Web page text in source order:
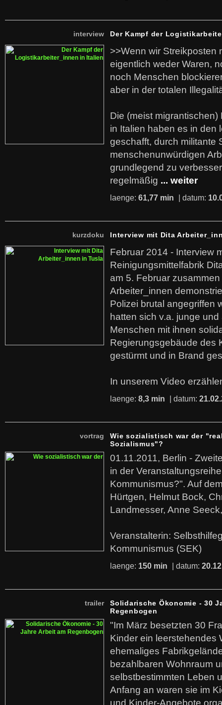
interview Der Kampf der
>>Wenn wir Streikposten
eigentlich weder Waren,
noch Menschen
aber in der totalen
Die (meist
in Italien haben es in den
geschafft, durch militante
menschenunwürdigen
grundlegend zu
regelmäßig ... weiter
laenge: 61,77 min | datum:
kurzdoku Interview mit Dita
Februar 2014 - Interview
Reinigungsmittelfabrik
am 5. Februar
Arbeiter_innen
Polizei brutal angegriffen
hatten sich v.a. junge
Menschen mit ihnen
Regierungsgebäude des
gestürmt und in Brand
In unserem Video
laenge: 8,3 min | datum:
vortrag
Wie sozialistisch war der
Sozialismus"?
01.11.2011, Berlin -
in der
Kommunismus?". Auf
Hürtgen, Helmut Bock,
Landmesser, Anne
Veranstalterin:
Kommunismus (SEK)
laenge: 150 min | datum:
trailer
Solidarische Ökonomie - 30
Regenbogen
"Im März besetzten 30
Kinder ein leerstehendes
ehemaliges
bezahlbaren Wohnraum
selbstbestimmten Leben
Anfang an waren sie im
und Kinder-Angebote